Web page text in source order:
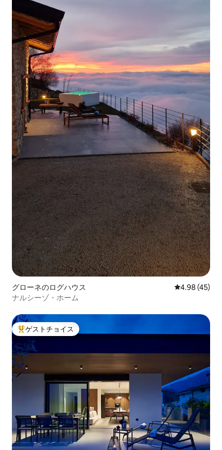
グローネのログハウス レビュー45
4.98 (45)
ナルシーゾ・ホーム
大好評のゲストチョイスです。
ゲストチョイス